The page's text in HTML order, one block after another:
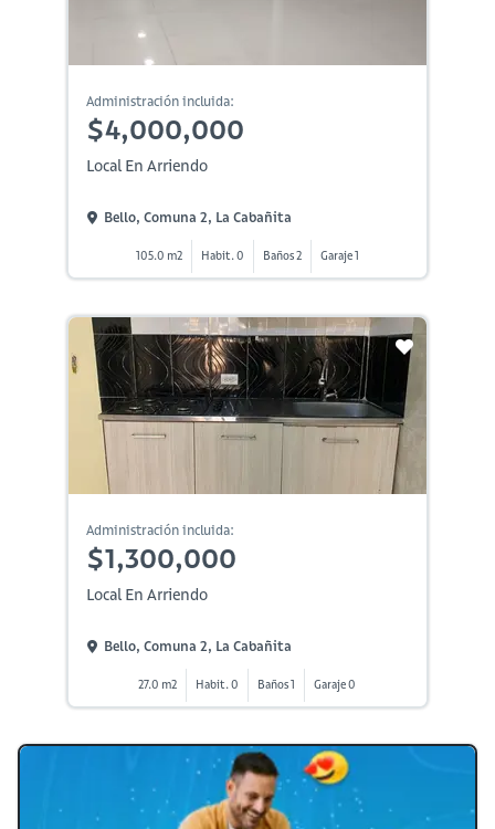
Administración incluida:
$4,000,000
Local En Arriendo
Bello, Comuna 2, La Cabañita
105.0 m2 Habit. 0 Baños 2 Garaje 1
Administración incluida:
$1,300,000
Local En Arriendo
Bello, Comuna 2, La Cabañita
27.0 m2 Habit. 0 Baños 1 Garaje 0